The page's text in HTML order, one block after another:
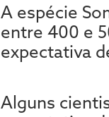
A espécie
entre 400 e
expectativa
Alguns